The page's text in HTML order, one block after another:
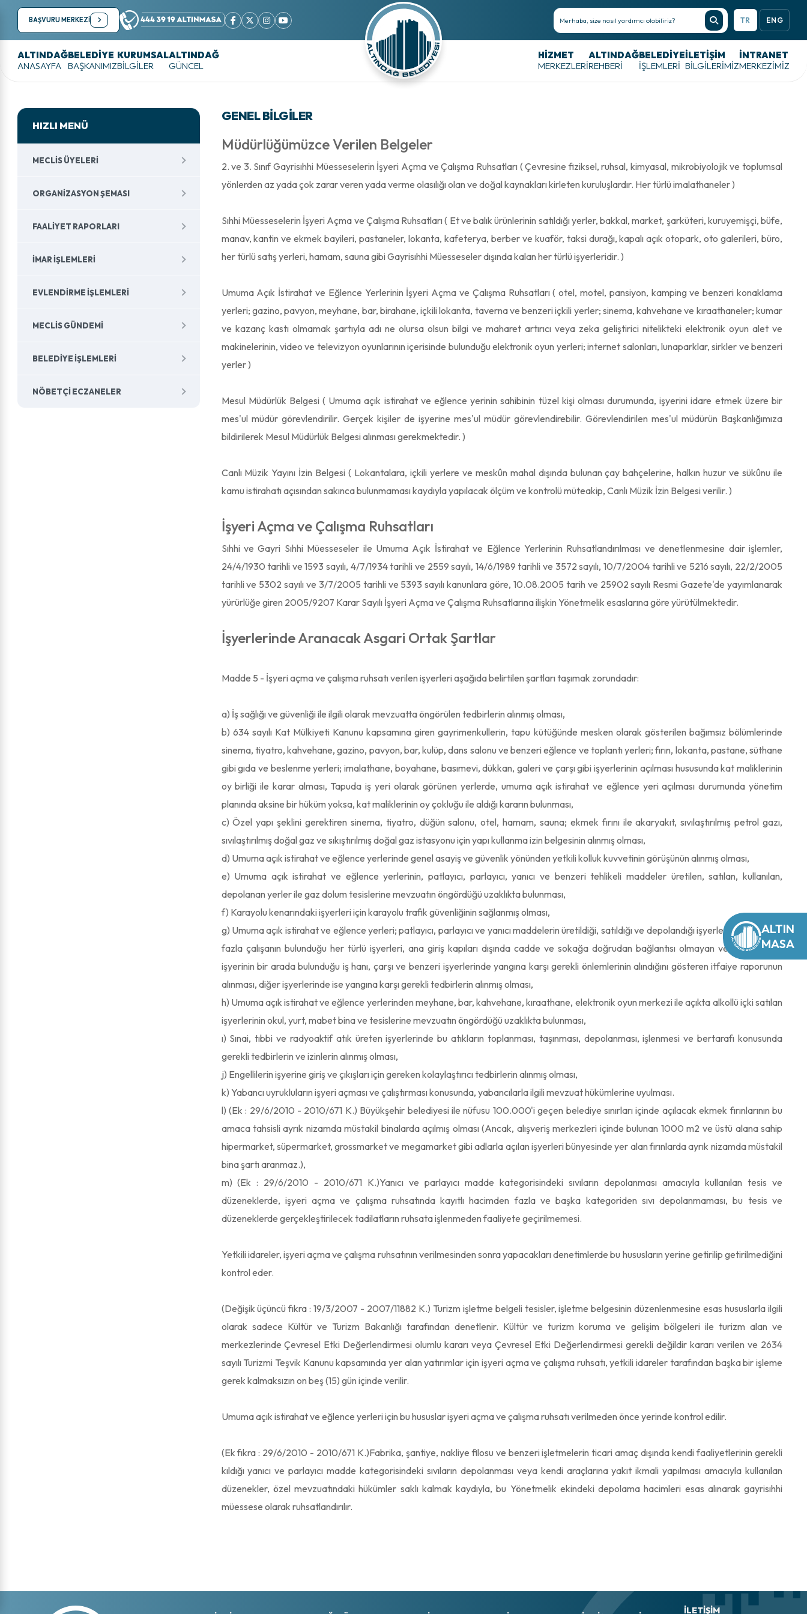
ALTIN
MASA
BAŞVURU MERKEZİ TR ENG
ALTINDAĞ
ANASAYFA
BELEDİYE
BAŞKANIMIZ
KURUMSAL
BİLGİLER
ALTINDAĞ
GÜNCEL
HIZMET
MERKEZLERI
ALTINDAĞ
REHBERI
BELEDIYE
İŞLEMLERI
İLETİŞİM
BİLGİLERİMİZ
İNTRANET
MERKEZIMIZ
GENEL BILGILER
Müdürlüğümüzce Verilen Belgeler
2. ve 3. Sınıf Gayrisıhhi Müesseselerin İşyeri Açma ve Çalışma Ruhsatları ( Çevresine fiziksel, ruhsal, kimyasal, mikrobiyolojik ve toplumsal
yönlerden az yada çok zarar veren yada verme olasılığı olan ve doğal kaynakları kirleten kuruluşlardır. Her türlü imalathaneler )
Sıhhi Müesseselerin İşyeri Açma ve Çalışma Ruhsatları ( Et ve balık ürünlerinin satıldığı yerler, bakkal, market, şarküteri, kuruyemişçi, büfe,
manav, kantin ve ekmek bayileri, pastaneler, lokanta, kafeterya, berber ve kuaför, taksi durağı, kapalı açık otopark, oto galerileri, büro,
her türlü satış yerleri, hamam, sauna gibi Gayrisıhhi Müesseseler dışında kalan her türlü işyerleridir. )
Umuma Açık İstirahat ve Eğlence Yerlerinin İşyeri Açma ve Çalışma Ruhsatları ( otel, motel, pansiyon, kamping ve benzeri konaklama
yerleri; gazino, pavyon, meyhane, bar, birahane, içkili lokanta, taverna ve benzeri içkili yerler; sinema, kahvehane ve kıraathaneler; kumar
ve kazanç kastı olmamak şartıyla adı ne olursa olsun bilgi ve maharet artırıcı veya zeka geliştirici nitelikteki elektronik oyun alet ve
makinelerinin, video ve televizyon oyunlarının içerisinde bulunduğu elektronik oyun yerleri; internet salonları, lunaparklar, sirkler ve benzeri
yerler )
Mesul Müdürlük Belgesi ( Umuma açık istirahat ve eğlence yerinin sahibinin tüzel kişi olması durumunda, işyerini idare etmek üzere bir
mes'ul müdür görevlendirilir. Gerçek kişiler de işyerine mes'ul müdür görevlendirebilir. Görevlendirilen mes'ul müdürün Başkanlığımıza
bildirilerek Mesul Müdürlük Belgesi alınması gerekmektedir. )
Canlı Müzik Yayını İzin Belgesi ( Lokantalara, içkili yerlere ve meskûn mahal dışında bulunan çay bahçelerine, halkın huzur ve sükûnu ile
kamu istirahatı açısından sakınca bulunmaması kaydıyla yapılacak ölçüm ve kontrolü müteakip, Canlı Müzik İzin Belgesi verilir. )
İşyeri Açma ve Çalışma Ruhsatları
Sıhhi ve Gayri Sıhhi Müesseseler ile Umuma Açık İstirahat ve Eğlence Yerlerinin Ruhsatlandırılması ve denetlenmesine dair işlemler,
24/4/1930 tarihli ve 1593 sayılı, 4/7/1934 tarihli ve 2559 sayılı, 14/6/1989 tarihli ve 3572 sayılı, 10/7/2004 tarihli ve 5216 sayılı, 22/2/2005
tarihli ve 5302 sayılı ve 3/7/2005 tarihli ve 5393 sayılı kanunlara göre, 10.08.2005 tarih ve 25902 sayılı Resmi Gazete'de yayımlanarak
yürürlüğe giren 2005/9207 Karar Sayılı İşyeri Açma ve Çalışma Ruhsatlarına ilişkin Yönetmelik esaslarına göre yürütülmektedir.
İşyerlerinde Aranacak Asgari Ortak Şartlar
Madde 5 - İşyeri açma ve çalışma ruhsatı verilen işyerleri aşağıda belirtilen şartları taşımak zorundadır:
a) İş sağlığı ve güvenliği ile ilgili olarak mevzuatta öngörülen tedbirlerin alınmış olması,
b) 634 sayılı Kat Mülkiyeti Kanunu kapsamına giren gayrimenkullerin, tapu kütüğünde mesken olarak gösterilen bağımsız bölümlerinde
sinema, tiyatro, kahvehane, gazino, pavyon, bar, kulüp, dans salonu ve benzeri eğlence ve toplantı yerleri; fırın, lokanta, pastane, süthane
gibi gıda ve beslenme yerleri; imalathane, boyahane, basımevi, dükkan, galeri ve çarşı gibi işyerlerinin açılması hususunda kat maliklerinin
oy birliği ile karar alması, Tapuda iş yeri olarak görünen yerlerde, umuma açık istirahat ve eğlence yeri açılması durumunda yönetim
planında aksine bir hüküm yoksa, kat maliklerinin oy çokluğu ile aldığı kararın bulunması,
c) Özel yapı şeklini gerektiren sinema, tiyatro, düğün salonu, otel, hamam, sauna; ekmek fırını ile akaryakıt, sıvılaştırılmış petrol gazı,
sıvılaştırılmış doğal gaz ve sıkıştırılmış doğal gaz istasyonu için yapı kullanma izin belgesinin alınmış olması,
d) Umuma açık istirahat ve eğlence yerlerinde genel asayiş ve güvenlik yönünden yetkili kolluk kuvvetinin görüşünün alınmış olması,
e) Umuma açık istirahat ve eğlence yerlerinin, patlayıcı, parlayıcı, yanıcı ve benzeri tehlikeli maddeler üretilen, satılan, kullanılan,
depolanan yerler ile gaz dolum tesislerine mevzuatın öngördüğü uzaklıkta bulunması,
f) Karayolu kenarındaki işyerleri için karayolu trafik güvenliğinin sağlanmış olması,
g) Umuma açık istirahat ve eğlence yerleri; patlayıcı, parlayıcı ve yanıcı maddelerin üretildiği, satıldığı ve depolandığı işyerleri; otuz kişiden
fazla çalışanın bulunduğu her türlü işyerleri, ana giriş kapıları dışında cadde ve sokağa doğrudan bağlantısı olmayan ve birden fazla
işyerinin bir arada bulunduğu iş hanı, çarşı ve benzeri işyerlerinde yangına karşı gerekli önlemlerinin alındığını gösteren itfaiye raporunun
alınması, diğer işyerlerinde ise yangına karşı gerekli tedbirlerin alınmış olması,
h) Umuma açık istirahat ve eğlence yerlerinden meyhane, bar, kahvehane, kıraathane, elektronik oyun merkezi ile açıkta alkollü içki satılan
işyerlerinin okul, yurt, mabet bina ve tesislerine mevzuatın öngördüğü uzaklıkta bulunması,
ı) Sınai, tıbbi ve radyoaktif atık üreten işyerlerinde bu atıkların toplanması, taşınması, depolanması, işlenmesi ve bertarafı konusunda
gerekli tedbirlerin ve izinlerin alınmış olması,
j) Engellilerin işyerine giriş ve çıkışları için gereken kolaylaştırıcı tedbirlerin alınmış olması,
k) Yabancı uyrukluların işyeri açması ve çalıştırması konusunda, yabancılarla ilgili mevzuat hükümlerine uyulması.
l) (Ek : 29/6/2010 - 2010/671 K.) Büyükşehir belediyesi ile nüfusu 100.000'i geçen belediye sınırları içinde açılacak ekmek fırınlarının bu
amaca tahsisli ayrık nizamda müstakil binalarda açılmış olması (Ancak, alışveriş merkezleri içinde bulunan 1000 m2 ve üstü alana sahip
hipermarket, süpermarket, grossmarket ve megamarket gibi adlarla açılan işyerleri bünyesinde yer alan fırınlarda ayrık nizamda müstakil
bina şartı aranmaz.),
m) (Ek : 29/6/2010 - 2010/671 K.)Yanıcı ve parlayıcı madde kategorisindeki sıvıların depolanması amacıyla kullanılan tesis ve
düzeneklerde, işyeri açma ve çalışma ruhsatında kayıtlı hacimden fazla ve başka kategoriden sıvı depolanmaması, bu tesis ve
düzeneklerde gerçekleştirilecek tadilatların ruhsata işlenmeden faaliyete geçirilmemesi.
Yetkili idareler, işyeri açma ve çalışma ruhsatının verilmesinden sonra yapacakları denetimlerde bu hususların yerine getirilip getirilmediğini
kontrol eder.
(Değişik üçüncü fıkra : 19/3/2007 - 2007/11882 K.) Turizm işletme belgeli tesisler, işletme belgesinin düzenlenmesine esas hususlarla ilgili
olarak sadece Kültür ve Turizm Bakanlığı tarafından denetlenir. Kültür ve turizm koruma ve gelişim bölgeleri ile turizm alan ve
merkezlerinde Çevresel Etki Değerlendirmesi olumlu kararı veya Çevresel Etki Değerlendirmesi gerekli değildir kararı verilen ve 2634
sayılı Turizmi Teşvik Kanunu kapsamında yer alan yatırımlar için işyeri açma ve çalışma ruhsatı, yetkili idareler tarafından başka bir işleme
gerek kalmaksızın on beş (15) gün içinde verilir.
Umuma açık istirahat ve eğlence yerleri için bu hususlar işyeri açma ve çalışma ruhsatı verilmeden önce yerinde kontrol edilir.
(Ek fıkra : 29/6/2010 - 2010/671 K.)Fabrika, şantiye, nakliye filosu ve benzeri işletmelerin ticari amaç dışında kendi faaliyetlerinin gerekli
kıldığı yanıcı ve parlayıcı madde kategorisindeki sıvıların depolanması veya kendi araçlarına yakıt ikmali yapılması amacıyla kullanılan
düzenekler, özel mevzuatındaki hükümler saklı kalmak kaydıyla, bu Yönetmelik ekindeki depolama hacimleri esas alınarak gayrisıhhi
müessese olarak ruhsatlandırılır.
HIZLI MENÜ
MECLIS ÜYELERI
ORGANIZASYON ŞEMASI
FAALIYET RAPORLARI
İMAR İŞLEMLERI
EVLENDIRME İŞLEMLERI
MECLIS GÜNDEMI
BELEDIYE İŞLEMLERI
NÖBETÇI ECZANELER
İLETİŞİM